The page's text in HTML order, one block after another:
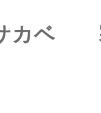
サカ